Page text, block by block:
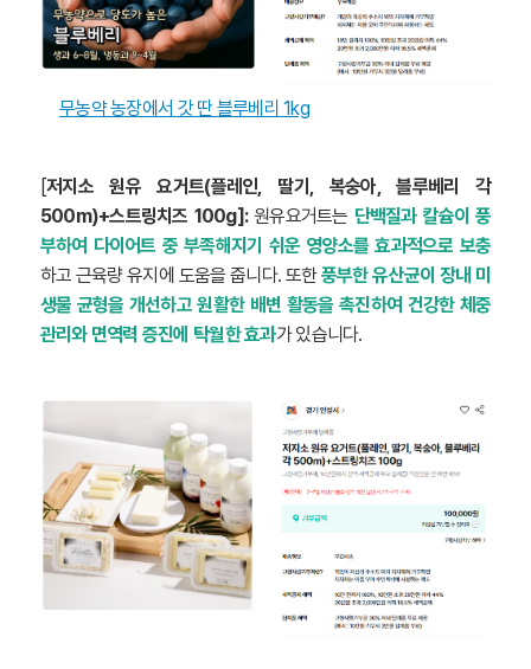
무농약 농장에서 갓 딴 블루베리 1kg
[저지소 원유 요거트(플레인, 딸기, 복숭아, 블루베리 각
500m)+스트링치즈 100g]:원유요거트는 단백질과 칼슘이 풍
부하여 다이어트 중 부족해지기 쉬운 영양소를 효과적으로 보충
하고 근육량 유지에 도움을 줍니다. 또한풍부한 유산균이 장내 미
생물 균형을 개선하고 원활한 배변 활동을 촉진하여 건강한 체중
관리와 면역력 증진에 탁월한 효과가 있습니다.